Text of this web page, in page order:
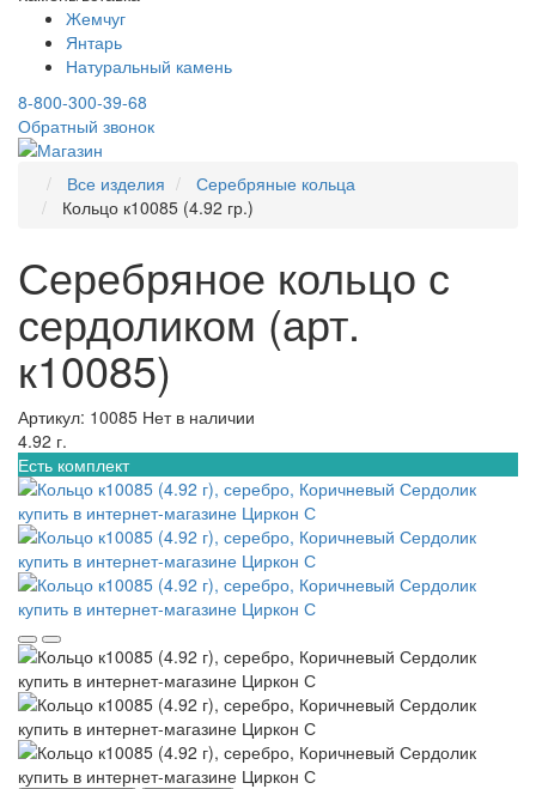
Жемчуг
Янтарь
Натуральный камень
8-800-300-39-68
Обратный звонок
Все изделия
Серебряные кольца
Кольцо к10085 (4.92 гр.)
Серебряное кольцо с
сердоликом (арт.
к10085)
Артикул: 10085 Нет в наличии
4.92 г.
Есть комплект